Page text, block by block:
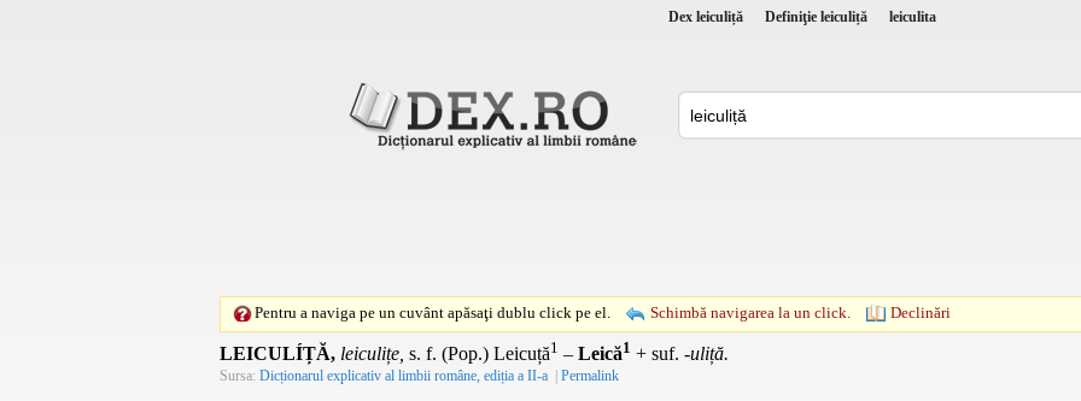
Dex leiculiță Definiţie leiculiță leiculita
Pentru a naviga pe un cuvânt apăsaţi dublu click pe el. Schimbă navigarea la un click. Declinări
LEICULÍȚĂ, leiculițe, s. f. (Pop.) Leicuță1 – Leică1 + suf. -uliță.
Sursa: Dicționarul explicativ al limbii române, ediția a II-a | Permalink